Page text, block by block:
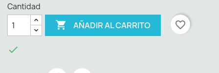
Cantidad
 AÑADIR AL CARRITO favorite_border
